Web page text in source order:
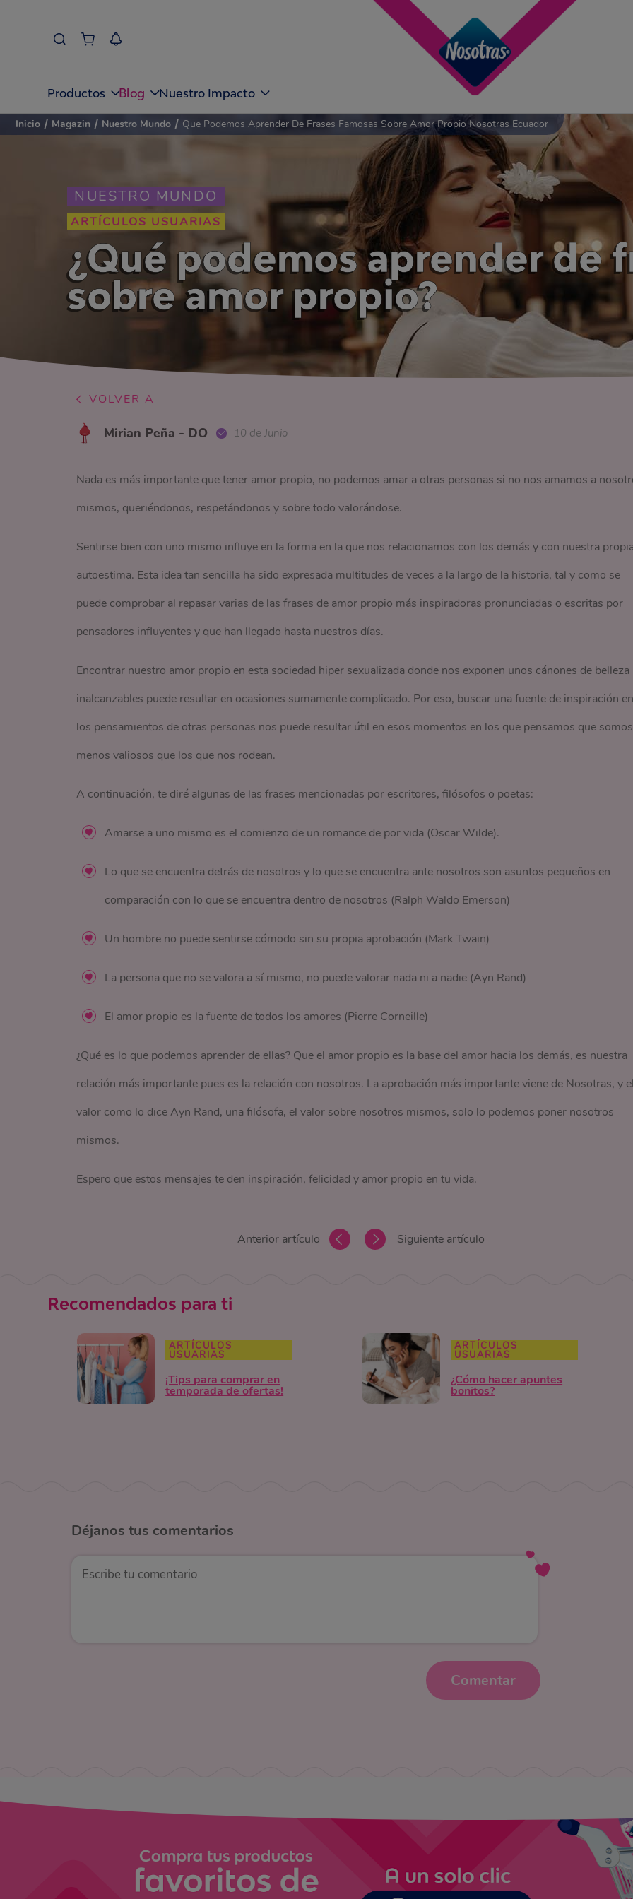
Productos Blog Nuestro Impacto
NUESTRO MUNDO
ARTÍCULOS USUARIAS
¿Qué podemos aprender de
sobre amor propio?
Inicio / Magazin / Nuestro Mundo / Que Podemos Aprender De Frases Famosas Sobre Amor Propio Nosotras Ecuador
VOLVER A
Mirian Peña - DO 10 de Junio
Nada es más importante que tener amor propio, no podemos amar a otras personas si no nos amamos a
mismos, queriéndonos, respetándonos y sobre todo valorándose.
Sentirse bien con uno mismo influye en la forma en la que nos relacionamos con los demás y con nuestra
autoestima. Esta idea tan sencilla ha sido expresada multitudes de veces a la largo de la historia, tal y como se
puede comprobar al repasar varias de las frases de amor propio más inspiradoras pronunciadas o escritas por
pensadores influyentes y que han llegado hasta nuestros días.
Encontrar nuestro amor propio en esta sociedad hiper sexualizada donde nos exponen unos cánones de belleza
inalcanzables puede resultar en ocasiones sumamente complicado. Por eso, buscar una fuente de inspiración en
los pensamientos de otras personas nos puede resultar útil en esos momentos en los que pensamos que somos
menos valiosos que los que nos rodean.
A continuación, te diré algunas de las frases mencionadas por escritores, filósofos o poetas:
Amarse a uno mismo es el comienzo de un romance de por vida (Oscar Wilde).
Lo que se encuentra detrás de nosotros y lo que se encuentra ante nosotros son asuntos pequeños en
comparación con lo que se encuentra dentro de nosotros (Ralph Waldo Emerson)
Un hombre no puede sentirse cómodo sin su propia aprobación (Mark Twain)
La persona que no se valora a sí mismo, no puede valorar nada ni a nadie (Ayn Rand)
El amor propio es la fuente de todos los amores (Pierre Corneille)
¿Qué es lo que podemos aprender de ellas? Que el amor propio es la base del amor hacia los demás, es nuestra
relación más importante pues es la relación con nosotros. La aprobación más importante viene de Nosotras, y
valor como lo dice Ayn Rand, una filósofa, el valor sobre nosotros mismos, solo lo podemos poner nosotros
mismos.
Espero que estos mensajes te den inspiración, felicidad y amor propio en tu vida.
Anterior artículo Siguiente artículo
Recomendados para ti
ARTÍCULOS
USUARIAS
¡Tips para comprar en
temporada de ofertas!
ARTÍCULOS
USUARIAS
¿Cómo hacer apuntes
bonitos?
Déjanos tus comentarios
Comentar